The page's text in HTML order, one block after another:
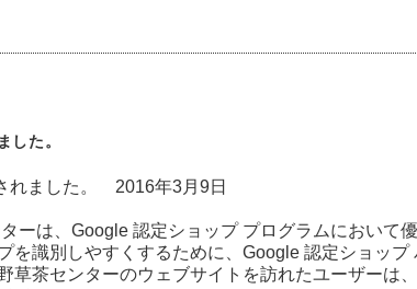
した。
れました。 2016年3月9日
ーは、Google 認定ショップ プログラムにおいて
識別しやすくするために、Google 認定ショッ
茶センターのウェブサイトを訪れたユーザーは